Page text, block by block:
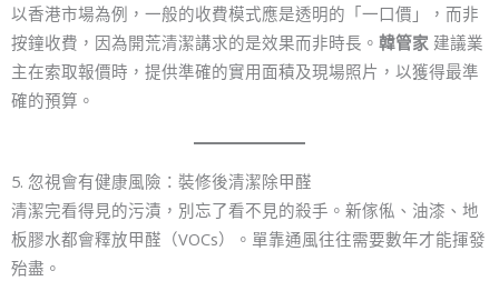
以香港市場為例，一般的收費模式應是透明的「一口價」，而非
按鐘收費，因為開荒清潔講求的是效果而非時長。 韓管家 建議業
主在索取報價時，提供準確的實用面積及現場照片，以獲得最準
確的預算。
5. 忽視會有健康風險：裝修後清潔除甲醛
清潔完看得見的污漬，別忘了看不見的殺手。新傢俬、油漆、地
板膠水都會釋放甲醛（VOCs）。單靠通風往往需要數年才能揮發
殆盡。